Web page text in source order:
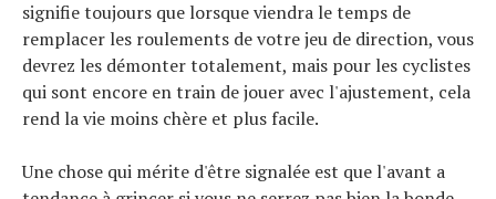
signifie toujours que lorsque viendra le temps de
remplacer les roulements de votre jeu de direction, vous
devrez les démonter totalement, mais pour les cyclistes
qui sont encore en train de jouer avec l'ajustement, cela
rend la vie moins chère et plus facile.
Une chose qui mérite d'être signalée est que l'avant a